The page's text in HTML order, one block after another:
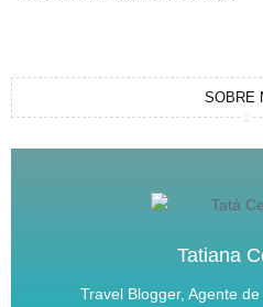
SOBRE
Tatiana
Travel Blogger, Agente